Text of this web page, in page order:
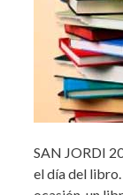
SAN JORDI
el día del